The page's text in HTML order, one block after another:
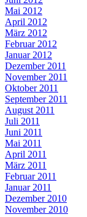
Mai 2012
April 2012
März 2012
Februar 2012
Januar 2012
Dezember 2011
November 2011
Oktober 2011
September 2011
August 2011
Juli 2011
Juni 2011
Mai 2011
April 2011
März 2011
Februar 2011
Januar 2011
Dezember 2010
November 2010